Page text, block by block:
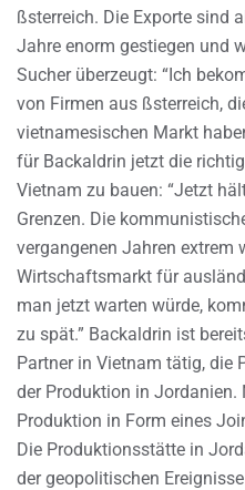
ßsterreich. Die Exporte sind
Jahre enorm gestiegen und
Sucher überzeugt: “Ich
von Firmen aus ßsterreich,
vietnamesischen Markt
für Backaldrin jetzt die
Vietnam zu bauen: “Jetzt
Grenzen. Die
vergangenen Jahren extrem
Wirtschaftsmarkt für
man jetzt warten würde,
zu spät.” Backaldrin ist
Partner in Vietnam tätig, die
der Produktion in Jordanien.
Produktion in Form eines
Die Produktionsstätte in
der geopolitischen